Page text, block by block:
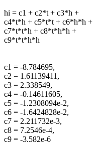
hi = c1 + c2*t + c3*h +
c4*t*h + c5*t*t + c6*h*h +
c7*t*t*h + c8*t*h*h +
c9*t*t*h*h
c1 = -8.784695,
c2 = 1.61139411,
c3 = 2.338549,
c4 = -0.14611605,
c5 = -1.2308094e-2,
c6 = -1.6424828e-2,
c7 = 2.211732e-3,
c8 = 7.2546e-4,
c9 = -3.582e-6